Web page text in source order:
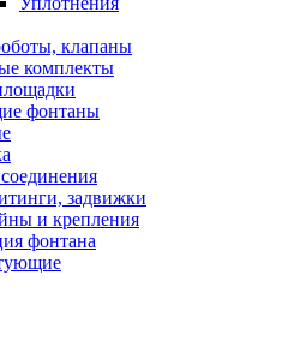
клапаны
комплекты
фонтаны
задвижки
и крепления
фонтана